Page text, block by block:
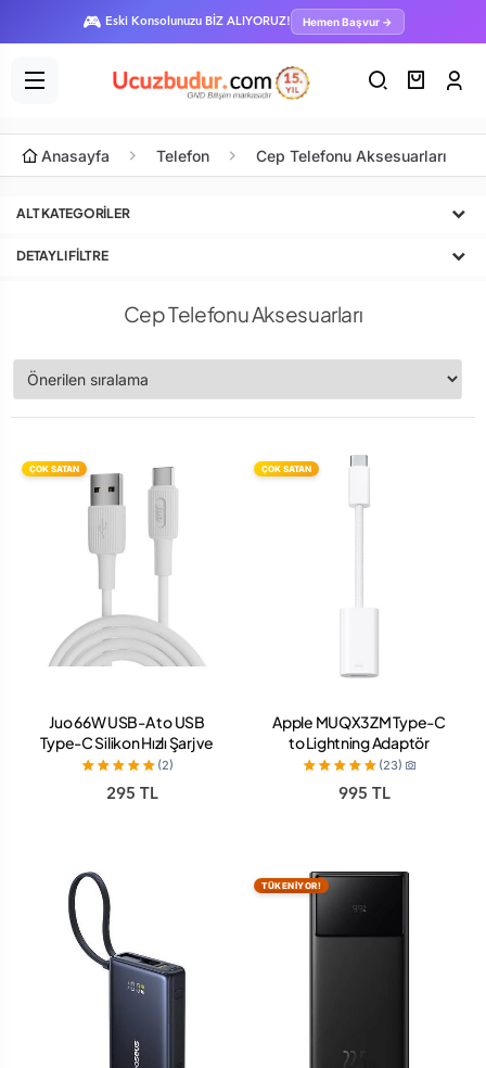
🎮 Eski Konsolunuzu BİZ ALIYORUZ! Hemen Başvur →
Anasayfa Telefon Cep Telefonu Aksesuarları
ALT KATEGORILER
DETAYLI FILTRE
Cep Telefonu Aksesuarları
ÇOK SATAN
Juo 66W USB-A to USB
Type-C Silikon Hızlı Şarj ve
Data Kablosu 1 Metre Beyaz
(2)
295 TL
ÇOK SATAN
Apple MUQX3ZM Type-C
to Lightning Adaptör
(23)
995 TL
TÜKENİYOR!